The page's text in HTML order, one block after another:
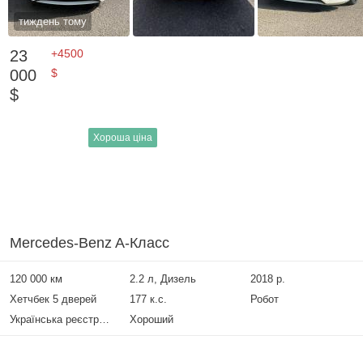
тиждень тому
23
000
$
+4500
$
Хороша ціна
Mercedes-Benz A-Класс
120 000 км 2.2 л, Дизель
2018 р.
Хетчбек 5 дверей
177 к.с.
Робот
Українська реєстрація
Хороший